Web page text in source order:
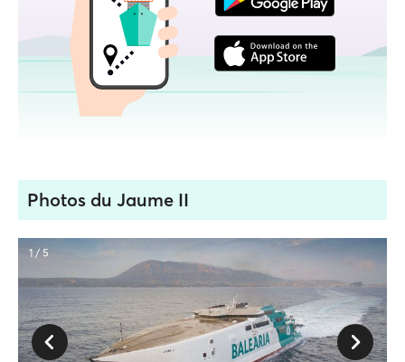
Photos du Jaume II
1 / 5